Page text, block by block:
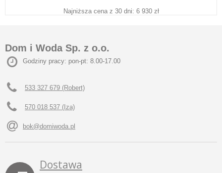
Najniższa cena z 30 dni: 6 930 zł
Dom i Woda Sp. z o.o.
Godziny pracy: pon-pt: 8.00-17.00
533 327 679 (Robert)
570 018 537 (Iza)
bok@domiwoda.pl
Dostawa